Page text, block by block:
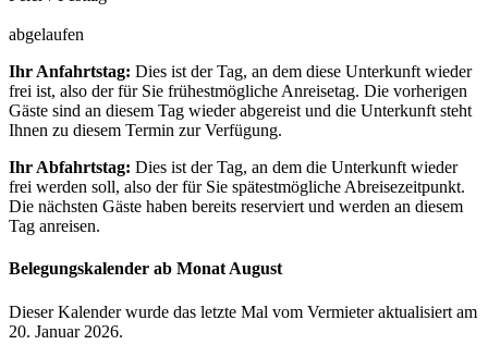
abgelaufen
Ihr Anfahrtstag: Dies ist der Tag, an dem diese Unterkunft wieder
frei ist, also der für Sie frühestmögliche Anreisetag. Die vorherigen
Gäste sind an diesem Tag wieder abgereist und die Unterkunft steht
Ihnen zu diesem Termin zur Verfügung.
Ihr Abfahrtstag: Dies ist der Tag, an dem die Unterkunft wieder
frei werden soll, also der für Sie spätestmögliche Abreisezeitpunkt.
Die nächsten Gäste haben bereits reserviert und werden an diesem
Tag anreisen.
Belegungskalender ab Monat August
Dieser Kalender wurde das letzte Mal vom Vermieter aktualisiert am
20. Januar 2026.